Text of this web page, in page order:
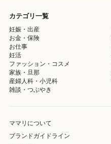
カテゴリ一覧
妊娠・出産
お金・保険
お仕事
妊活
ファッション・コスメ
家族・旦那
産婦人科・小児科
雑談・つぶやき
ママリについて
ブランドガイドライン